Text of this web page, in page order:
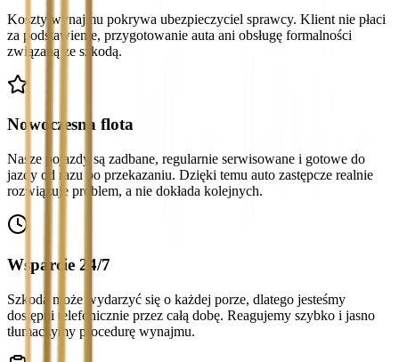
Koszty wynajmu pokrywa ubezpieczyciel sprawcy. Klient nie płaci
za podstawienie, przygotowanie auta ani obsługę formalności
związaną ze szkodą.
Nowoczesna flota
Nasze pojazdy są zadbane, regularnie serwisowane i gotowe do
jazdy od razu po przekazaniu. Dzięki temu auto zastępcze realnie
rozwiązuje problem, a nie dokłada kolejnych.
Wsparcie 24/7
Szkoda może wydarzyć się o każdej porze, dlatego jesteśmy
dostępni telefonicznie przez całą dobę. Reagujemy szybko i jasno
tłumaczymy procedurę wynajmu.